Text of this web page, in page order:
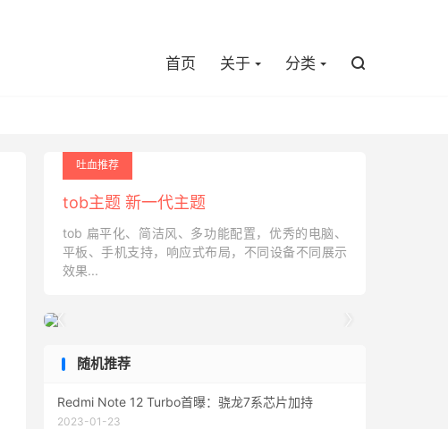
首页 关于 分类 
吐血推荐
tob主题 新一代主题
tob 扁平化、简洁风、多功能配置，优秀的电脑、
平板、手机支持，响应式布局，不同设备不同展示
效果...

随机推荐
Redmi Note 12 Turbo首曝：骁龙7系芯片加持
2023-01-23